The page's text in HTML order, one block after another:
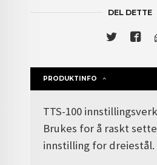
DEL DETTE
PRODUKTINFO
TTS-100
Brukes for å raskt
innstilling for dreiestål.